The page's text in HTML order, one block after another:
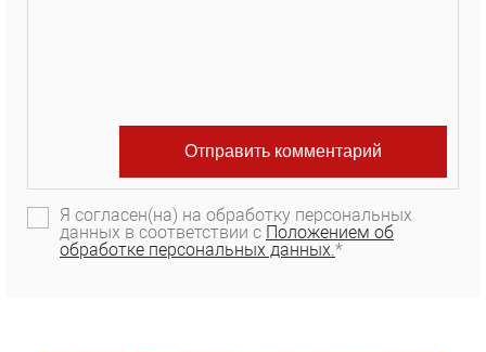
Я согласен(на) на обработку персональных
данных в соответствии с Положением об
обработке персональных данных.*